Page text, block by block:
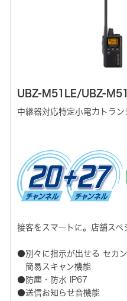
UBZ-M51LE/UBZ-
中継器対応特定小電力トラン
接客をスマートに。店舗スペ
●別々に指示が出せる セカ
簡易スキャン機能
●防塵・防水 IP67
●送信お知らせ音機能